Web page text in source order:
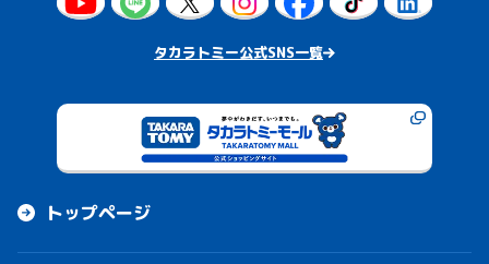
タカラトミー公式SNS一覧
トップページ